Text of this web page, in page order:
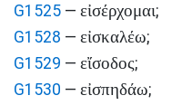
G1525 — εἰσέρχομαι;
G1528 — εἰσκαλέω;
G1529 — εἴσοδος;
G1530 — εἰσπηδάω;